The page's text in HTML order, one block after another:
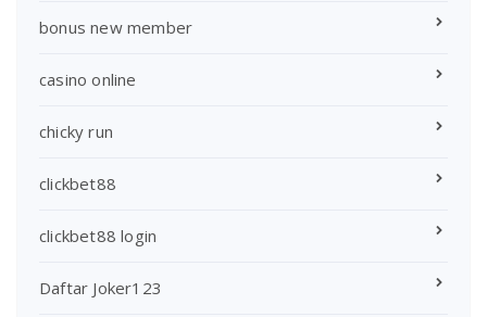
bonus new member
casino online
chicky run
clickbet88
clickbet88 login
Daftar Joker123